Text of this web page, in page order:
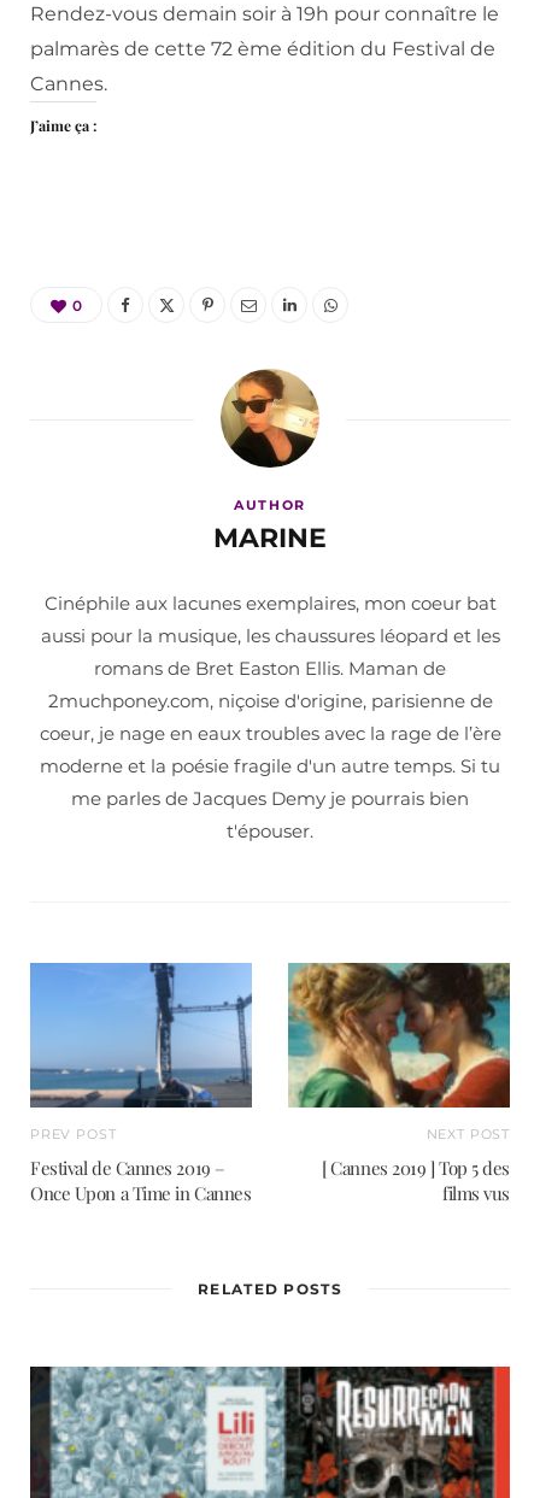
Rendez-vous demain soir à 19h pour connaître le
palmarès de cette 72 ème édition du Festival de
Cannes.
J’aime ça :
0
AUTHOR
MARINE
Cinéphile aux lacunes exemplaires, mon coeur bat
aussi pour la musique, les chaussures léopard et les
romans de Bret Easton Ellis. Maman de
2muchponey.com, niçoise d'origine, parisienne de
coeur, je nage en eaux troubles avec la rage de l’ère
moderne et la poésie fragile d'un autre temps. Si tu
me parles de Jacques Demy je pourrais bien
t'épouser.
PREV POST
Festival de Cannes 2019 –
Once Upon a Time in Cannes
NEXT POST
[ Cannes 2019 ] Top 5 des
films vus
RELATED POSTS